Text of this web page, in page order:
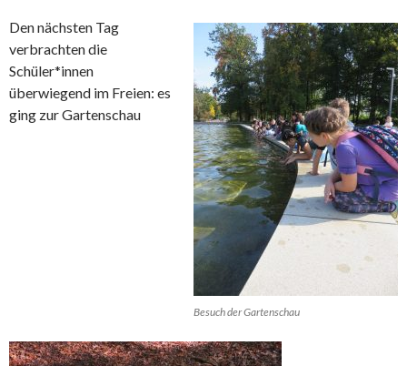
Besuch der Gartenschau
Den nächsten Tag
verbrachten die
Schüler*innen
überwiegend im Freien: es
ging zur Gartenschau